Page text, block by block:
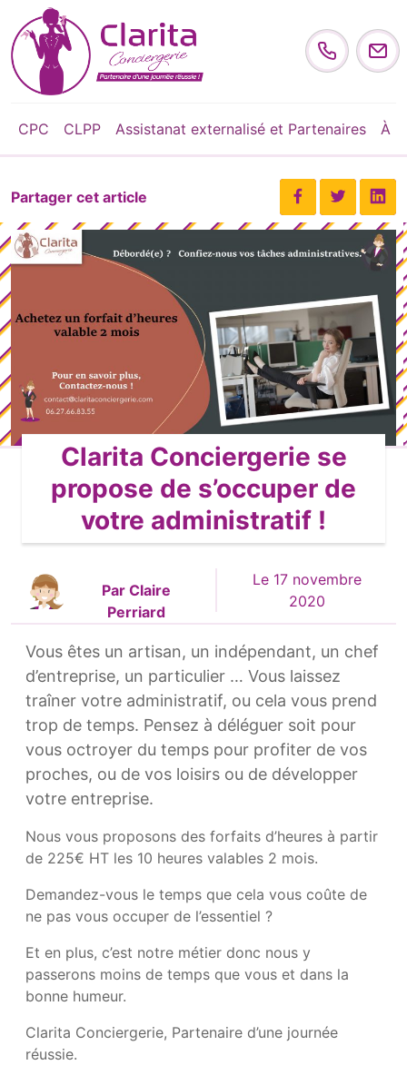
Skip to content
CPC CLPP Assistanat externalisé et Partenaires À
Partager cet article
Clarita Conciergerie se
propose de s’occuper de
votre administratif !
Par Claire
Perriard
Le 17 novembre
2020
Vous êtes un artisan, un indépendant, un chef
d’entreprise, un particulier … Vous laissez
traîner votre administratif, ou cela vous prend
trop de temps. Pensez à déléguer soit pour
vous octroyer du temps pour profiter de vos
proches, ou de vos loisirs ou de développer
votre entreprise.
Nous vous proposons des forfaits d’heures à partir
de 225€ HT les 10 heures valables 2 mois.
Demandez-vous le temps que cela vous coûte de
ne pas vous occuper de l’essentiel ?
Et en plus, c’est notre métier donc nous y
passerons moins de temps que vous et dans la
bonne humeur.
Clarita Conciergerie, Partenaire d’une journée
réussie.